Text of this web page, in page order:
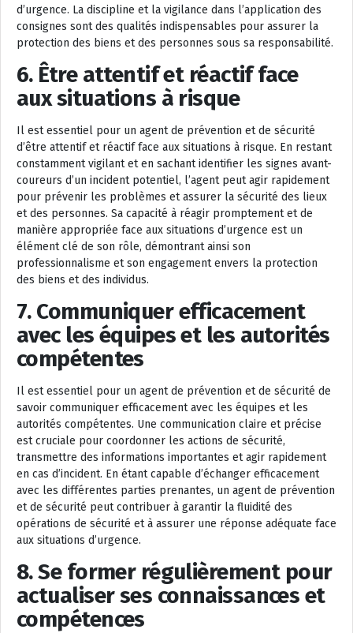
d’urgence. La discipline et la vigilance dans l’application des
consignes sont des qualités indispensables pour assurer la
protection des biens et des personnes sous sa responsabilité.
6. Être attentif et réactif face
aux situations à risque
Il est essentiel pour un agent de prévention et de sécurité
d’être attentif et réactif face aux situations à risque. En restant
constamment vigilant et en sachant identifier les signes avant-
coureurs d’un incident potentiel, l’agent peut agir rapidement
pour prévenir les problèmes et assurer la sécurité des lieux
et des personnes. Sa capacité à réagir promptement et de
manière appropriée face aux situations d’urgence est un
élément clé de son rôle, démontrant ainsi son
professionnalisme et son engagement envers la protection
des biens et des individus.
7. Communiquer efficacement
avec les équipes et les autorités
compétentes
Il est essentiel pour un agent de prévention et de sécurité de
savoir communiquer efficacement avec les équipes et les
autorités compétentes. Une communication claire et précise
est cruciale pour coordonner les actions de sécurité,
transmettre des informations importantes et agir rapidement
en cas d’incident. En étant capable d’échanger efficacement
avec les différentes parties prenantes, un agent de prévention
et de sécurité peut contribuer à garantir la fluidité des
opérations de sécurité et à assurer une réponse adéquate face
aux situations d’urgence.
8. Se former régulièrement pour
actualiser ses connaissances et
compétences